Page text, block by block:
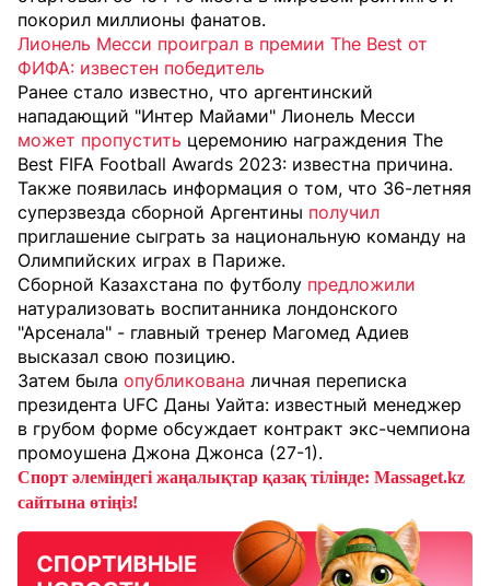
покорил миллионы фанатов.
Лионель Месси проиграл в премии The Best от
ФИФА: известен победитель
Ранее стало известно, что аргентинский
нападающий "Интер Майами" Лионель Месси
может пропустить церемонию награждения The
Best FIFA Football Awards 2023: известна причина.
Также появилась информация о том, что 36-летняя
суперзвезда сборной Аргентины получил
приглашение сыграть за национальную команду на
Олимпийских играх в Париже.
Сборной Казахстана по футболу предложили
натурализовать воспитанника лондонского
"Арсенала" - главный тренер Магомед Адиев
высказал свою позицию.
Затем была опубликована личная переписка
президента UFC Даны Уайта: известный менеджер
в грубом форме обсуждает контракт экс-чемпиона
промоушена Джона Джонса (27-1).
Спорт әлеміндегі жаңалықтар қазақ тілінде: Massaget.kz
сайтына өтіңіз!